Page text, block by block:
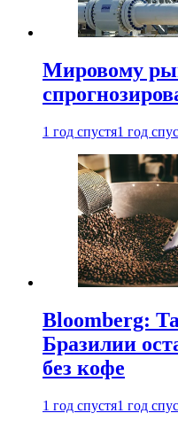
Мировому
1 год спустя1 год
Bloomberg:
Бразилии
без кофе
1 год спустя1 год